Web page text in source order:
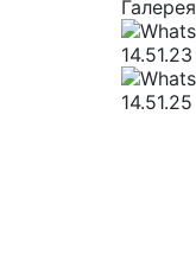
Галерея